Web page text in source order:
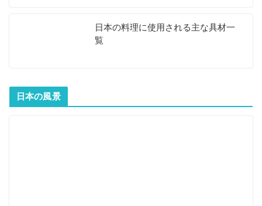
日本の料理に使用される主な具材一
覧
日本の風景